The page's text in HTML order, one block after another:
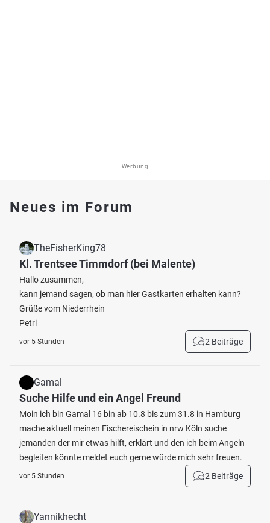
Werbung
Neues im Forum
TheFisherKing78
Kl. Trentsee Timmdorf (bei Malente)
Hallo zusammen,
kann jemand sagen, ob man hier Gastkarten erhalten kann?
Grüße vom Niederrhein
Petri
vor 5 Stunden 2 Beiträge
Gamal
Suche Hilfe und ein Angel Freund
Moin ich bin Gamal 16 bin ab 10.8 bis zum 31.8 in Hamburg
mache aktuell meinen Fischereischein in nrw Köln suche
jemanden der mir etwas hilft, erklärt und den ich beim Angeln
begleiten könnte meldet euch gerne würde mich sehr freuen.
vor 5 Stunden 2 Beiträge
Yannikhecht